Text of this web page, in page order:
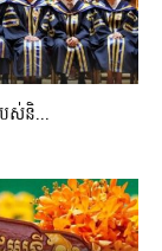
ស់និ...